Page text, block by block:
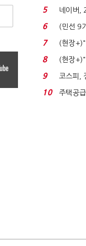
처분' 기
5
네이버,
비
6
(민선 9
격…추
7
(현장+)"
요"…'덜
8
(현장
빈 매대
9
코스피,
시도
10
주택공